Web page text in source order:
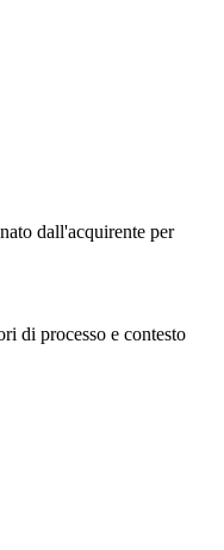
dall'acquirente per
di processo e contesto